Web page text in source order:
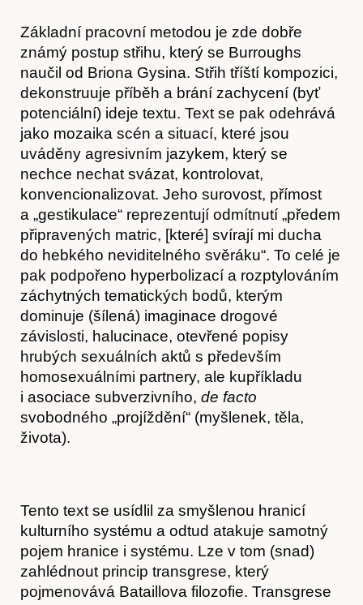
Články
Časopis
Základní pracovní metodou je zde dobře
známý postup střihu, který se Burroughs
naučil od Briona Gysina. Střih tříští kompozici,
dekonstruuje příběh a brání zachycení (byť
potenciální) ideje textu. Text se pak odehrává
jako mozaika scén a situací, které jsou
uváděny agresivním jazykem, který se
nechce nechat svázat, kontrolovat,
konvencionalizovat. Jeho surovost, přímost
a „gestikulace“ reprezentují odmítnutí „předem
připravených matric, [které] svírají mi ducha
do hebkého neviditelného svěráku“. To celé je
pak podpořeno hyperbolizací a rozptylováním
záchytných tematických bodů, kterým
dominuje (šílená) imaginace drogové
závislosti, halucinace, otevřené popisy
hrubých sexuálních aktů s především
homosexuálními partnery, ale kupříkladu
i asociace subverzivního, de facto
svobodného „projíždění“ (myšlenek, těla,
života).
Tento text se usídlil za smyšlenou hranicí
kulturního systému a odtud atakuje samotný
pojem hranice i systému. Lze v tom (snad)
zahlédnout princip transgrese, který
pojmenovává Bataillova filozofie. Transgrese